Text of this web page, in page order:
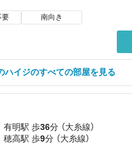
要 南向き
ハイジのすべての部屋を見る
有明駅 歩36分 （大糸線）
穂高駅 歩9分 （大糸線）